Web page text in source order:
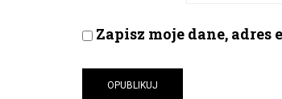
Zapisz moje dane,